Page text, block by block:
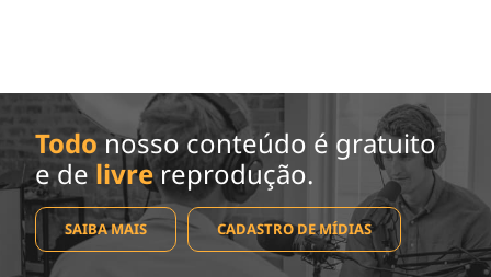
Todo nosso conteúdo é gratuito
e de livrereprodução.
SAIBA MAIS CADASTRO DE MÍDIAS